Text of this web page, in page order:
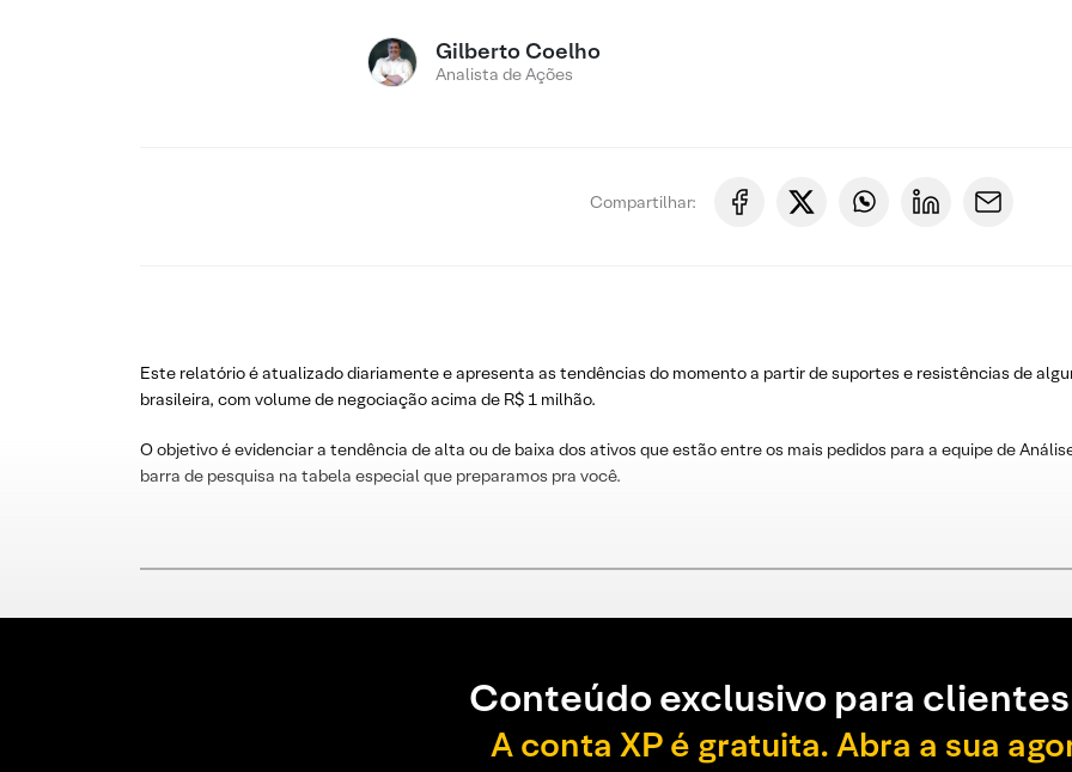
Gilberto Coelho
Analista de Ações
Compartilhar:
Este relatório é atualizado diariamente e apresenta as tendências do momento a partir de suportes e resistências de
brasileira, com volume de negociação acima de R$ 1 milhão.
O objetivo é evidenciar a tendência de alta ou de baixa dos ativos que estão entre os mais pedidos para a equipe de
barra de pesquisa na tabela especial que preparamos pra você.
Conteúdo exclusivo para
A conta XP é gratuita. Abra a sua